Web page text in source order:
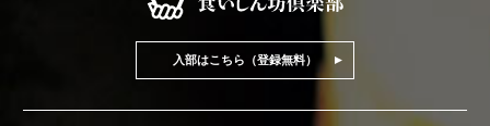
入部はこちら（登録無料）